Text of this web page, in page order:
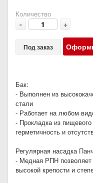
Количество
- +
Под заказ
Бак:
- Выполнен из
стали
- Работает на любом
- Прокладка из
герметичность и
Регулярная насадка
- Медная РПН позволяет
высокой крепости и